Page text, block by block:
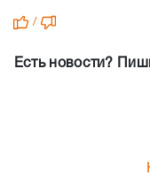
/
Есть новости?